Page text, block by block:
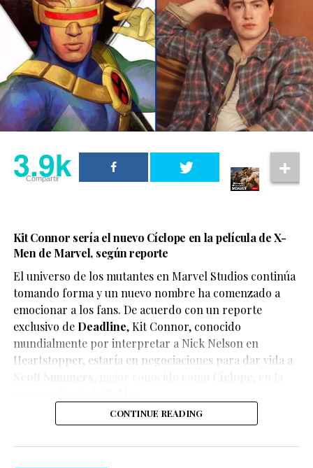
3.9k
Compartir
Kit Connor sería el nuevo Cíclope en la película de X-
Men de Marvel, según reporte
El universo de los mutantes en Marvel Studios continúa
tomando forma y un nuevo nombre ha comenzado a
emocionar a los fans. De acuerdo con un reporte
exclusivo de Deadline,Kit Connor, conocido
mundialmente por interpretar a Nick Nelson en
Heartstopper, estaría en negociaciones para dar vida a
CONTINUE READING